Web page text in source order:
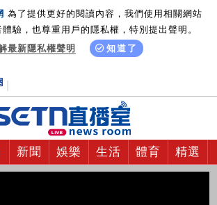
為了提供更好的閱讀內容，我們使用相關網站
驗，也尊重用戶的隱私權，特別提出聲明。
最新隱私權聲明
知道了
新聞 娛樂 生活 體育 精選